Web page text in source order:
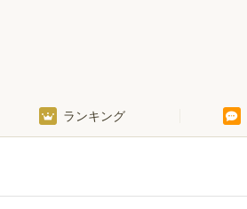
円座駅
松島二丁目駅
大町駅（高松）
房前駅
ランキング